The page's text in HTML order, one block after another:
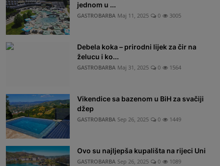
jednom u ...
GASTROBARBA Maj 11, 2025 0 3005
Debela koka – prirodni lijek za čir na
želucu i ko...
GASTROBARBA Maj 31, 2025 0 1564
Vikendice sa bazenom u BiH za svačiji
džep
GASTROBARBA Sep 26, 2025 0 1449
Ovo su najljepša kupališta na rijeci Uni
GASTROBARBA Sep 26, 2025 0 1089